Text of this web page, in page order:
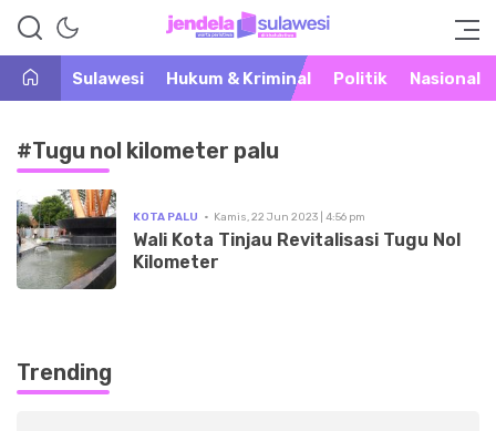
Jendela Sulawesi
Warta Peristiwa di Khatulistiwa
Sulawesi
Hukum & Kriminal Politik Nasional
#Tugu nol kilometer palu
KOTA PALU Kamis, 22 Jun 2023 | 4:56 pm
Wali Kota Tinjau Revitalisasi Tugu Nol
Kilometer
Trending